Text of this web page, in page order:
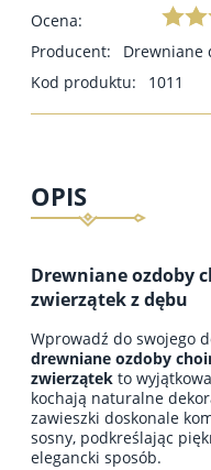
Ocena:
Producent:
Drewniane
Kod produktu:
1011
OPIS
Drewniane ozdoby
zwierzątek z dębu
Wprowadź do swojego
drewniane ozdoby
zwierzątek to
kochają naturalne
zawieszki doskonale
sosny, podkreślając
elegancki sposób.